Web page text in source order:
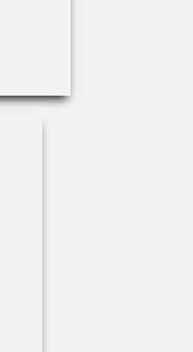
€
& Touch Pen 3307 Gelb mit